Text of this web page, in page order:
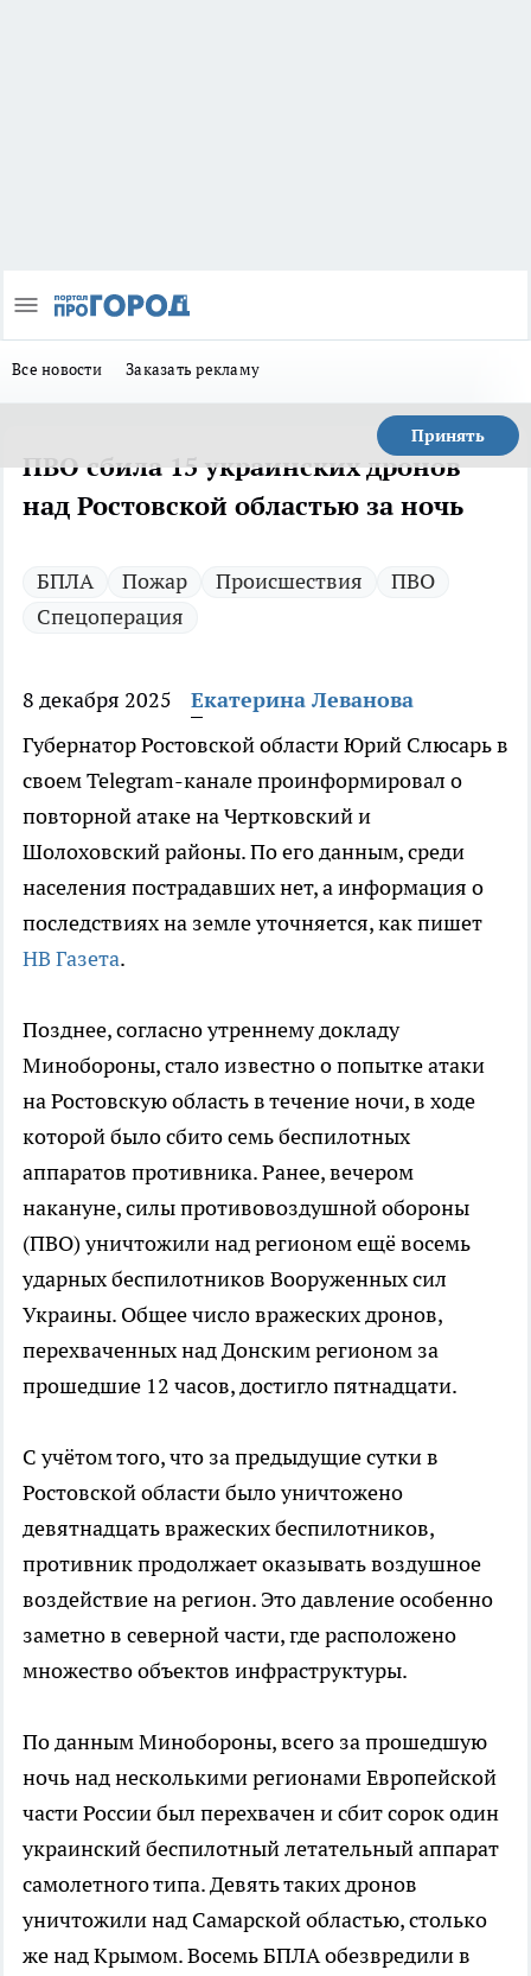
Все новости Заказать рекламу
Принять
ПВО сбила 15 украинских дронов
над Ростовской областью за ночь
БПЛА Пожар Происшествия
ПВО
Спецоперация
8 декабря 2025
Екатерина Леванова
Губернатор Ростовской области Юрий Слюсарь в
своем Telegram-канале проинформировал о
повторной атаке на Чертковский и
Шолоховский районы. По его данным, среди
населения пострадавших нет, а информация о
последствиях на земле уточняется, как пишет
НВ Газета.
Позднее, согласно утреннему докладу
Минобороны, стало известно о попытке атаки
на Ростовскую область в течение ночи, в ходе
которой было сбито семь беспилотных
аппаратов противника. Ранее, вечером
накануне, силы противовоздушной обороны
(ПВО) уничтожили над регионом ещё восемь
ударных беспилотников Вооруженных сил
Украины. Общее число вражеских дронов,
перехваченных над Донским регионом за
прошедшие 12 часов, достигло пятнадцати.
С учётом того, что за предыдущие сутки в
Ростовской области было уничтожено
девятнадцать вражеских беспилотников,
противник продолжает оказывать воздушное
воздействие на регион. Это давление особенно
заметно в северной части, где расположено
множество объектов инфраструктуры.
По данным Минобороны, всего за прошедшую
ночь над несколькими регионами Европейской
части России был перехвачен и сбит сорок один
украинский беспилотный летательный аппарат
самолетного типа. Девять таких дронов
уничтожили над Самарской областью, столько
же над Крымом. Восемь БПЛА обезвредили в